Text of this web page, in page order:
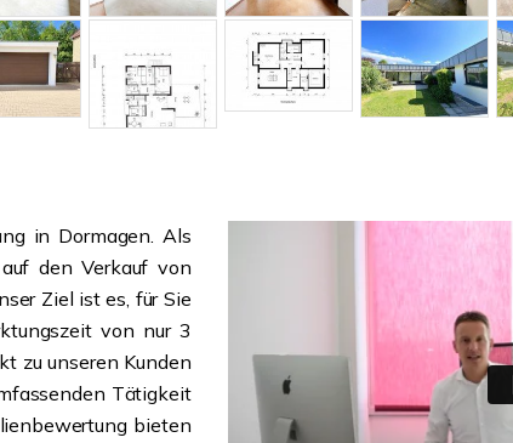
in Dormagen. Als
den Verkauf von
Ziel ist es, für Sie
von nur 3
zu unseren Kunden
Tätigkeit
bieten